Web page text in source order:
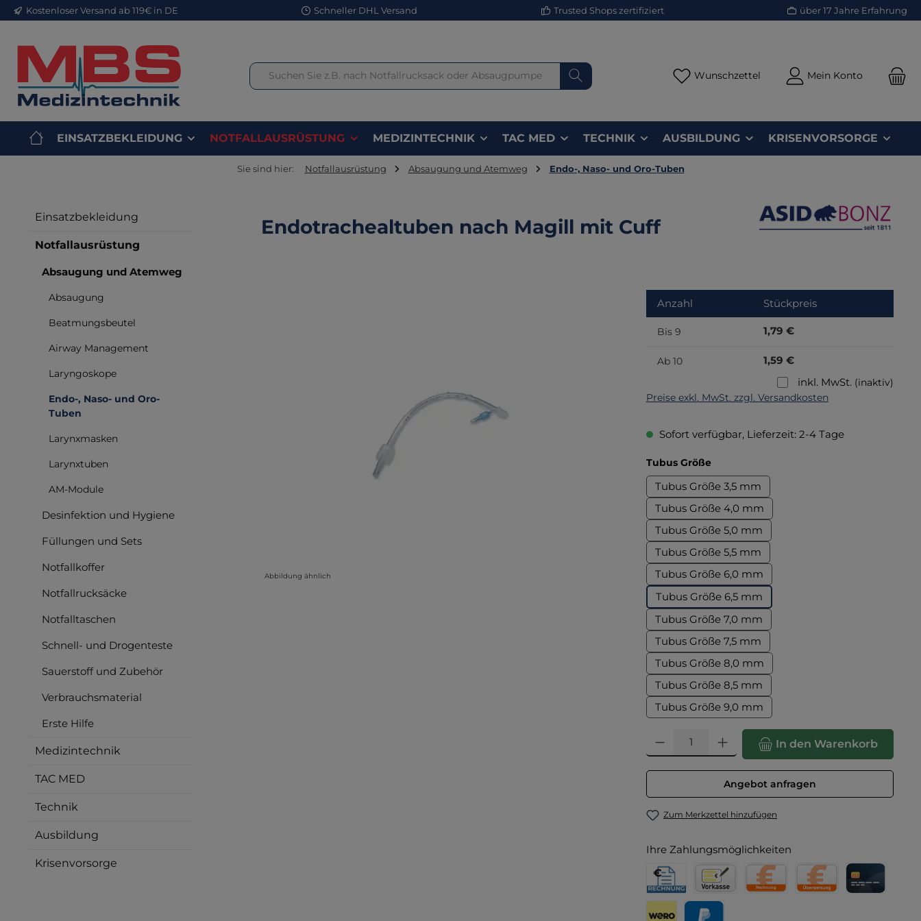
Hauptinhalt springen
Zur Suche springen
Zur Hauptnavigation springen
Kostenloser Versand ab 119€ in DE Schneller DHL Versand Trusted Shops zertifiziert über 17 Jahre Erfahrung
Wunschzettel Du hast 0 Produkte auf dem
Mein Konto
EINSATZBEKLEIDUNG NOTFALLAUSRÜSTUNG MEDIZINTECHNIK TAC MED TECHNIK AUSBILDUNG KRISENVORSORGE
Sie sind hier: Notfallausrüstung Absaugung und Atemweg Endo-, Naso- und Oro-Tuben
Einsatzbekleidung
Notfallausrüstung
Absaugung und Atemweg
Absaugung
Beatmungsbeutel
Airway Management
Laryngoskope
Endo-, Naso- und Oro-
Tuben
Larynxmasken
Larynxtuben
AM-Module
Desinfektion und Hygiene
Füllungen und Sets
Notfallkoffer
Notfallrucksäcke
Notfalltaschen
Schnell- und Drogenteste
Sauerstoff und Zubehör
Verbrauchsmaterial
Erste Hilfe
Medizintechnik
TAC MED
Technik
Ausbildung
Krisenvorsorge
Endotrachealtuben nach Magill mit Cuff
Abbildung ähnlich
Anzahl Stückpreis
Bis 9 1,79 €
Ab 10
1,59 €
inkl. MwSt. (inaktiv)
Preise exkl. MwSt. zzgl. Versandkosten
Sofort verfügbar, Lieferzeit: 2-4 Tage
Tubus Größeauswählen
Tubus Größe 3,5 mm
Tubus Größe 4,0 mm
Tubus Größe 5,0 mm
Tubus Größe 5,5 mm
Tubus Größe 6,0 mm
Tubus Größe 6,5 mm
Tubus Größe 7,0 mm
Tubus Größe 7,5 mm
Tubus Größe 8,0 mm
Tubus Größe 8,5 mm
Tubus Größe 9,0 mm
Produkt Anzahl: Gib den gewünschten Wert ein oder
In den Warenkorb
Angebot anfragen
Zum Merkzettel hinzufügen
Ihre Zahlungsmöglichkeiten
Rechnung für Behörden
Vorkasse